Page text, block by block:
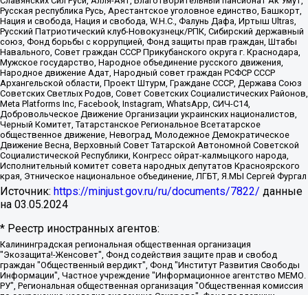
Русская республика Русь, Арестантское уголовное единство, Башкорт,
Нация и свобода, Нация и свобода, W.H.С., Фалунь Дафа, Иртыш Ultras,
Русский Патриотический клуб-Новокузнецк/РПК, Сибирский державный
союз, Фонд борьбы с коррупцией, Фонд защиты прав граждан, Штабы
Навального, Совет граждан СССР Прикубанского округа г. Краснодара,
Мужское государство, Народное объединение русского движения,
Народное движение Адат, Народный совет граждан РСФСР СССР
Архангельской области, Проект Штурм, Граждане СССР, Держава Союз
Советских Светлых Родов, Совет Советских Социалистических Районов,
Meta Platforms Inc, Facebook, Instagram, WhatsApp, СИЧ-С14,
Добровольческое Движение Организации украинских националистов,
Черный Комитет, Татарстанское Региональное Всетатарское
общественное движение, Невоград, Молодежное Демократическое
Движение Весна, Верховный Совет Татарской Автономной Советской
Социалистической Республики, Конгресс ойрат-калмыцкого народа,
Исполнительный комитет совета народных депутатов Красноярского
края, Этническое национальное объединение, ЛГБТ, Я.МЫ Сергей Фургал
Источник: https://minjust.gov.ru/ru/documents/7822/ данные
на 03.05.2024
* Реестр иностранных агентов:
Калининградская региональная общественная организация "Экозащита!-Женсовет", Фонд содействия защите прав и свобод граждан "Общественный вердикт", Фонд "Институт Развития Свободы Информации", Частное учреждение "Информационное агентство МЕМО. РУ", Региональная общественная организация "Общественная комиссия по сохранению наследия академика Сахарова", Фонд поддержки свободы прессы, Санкт-Петербургская общественная правозащитная организация "Гражданский контроль", Межрегиональная общественная организация "Информационно-просветительский центр "Мемориал", Региональный Фонд "Центр Защиты Прав Средств Массовой Информации", с 05.12.2023 Фонд "Центр Защиты Прав Средств массовой информации", Региональная общественная благотворительная организация помощи беженцам и мигрантам "Гражданское содействие", Негосударственное образовательное учреждение дополнительного профессионального образования (повышение квалификации) специалистов "АКАДЕМИЯ ПО ПРАВАМ ЧЕЛОВЕКА", Свердловская региональная общественная организация "Сутяжник", Автономная некоммерческая организация "Центр независимых социологических исследований", Союз общественных объединений "Российский исследовательский центр по правам человека", Региональное общественное учреждение научно-информационный центр "МЕМОРИАЛ", Некоммерческая организация "Фонд защиты гласности", Автономная некоммерческая организация "Институт прав человека", Городская общественная организация "Екатеринбургское общество "МЕМОРИАЛ", Городская общественная организация "Рязанское историко-просветительское и правозащитное общество "Мемориал" (Рязанский Мемориал), Челябинский региональный орган общественной самодеятельности – женское общественное объединение "Женщины Евразии", Челябинский региональный орган общественной самодеятельности "Уральская правозащитная группа", Фонд содействия защите здоровья и социальной справедливости имени Андрея Рылькова, Автономная Некоммерческая Организация "Аналитический Центр Юрия Левады", Автономная некоммерческая организация социальной поддержки населения "Проект Апрель", Региональная общественная организация помощи женщинам и детям, находящимся в кризисной ситуации "Информационно-методический центр "Анна", Фонд содействия развитию массовых коммуникаций и правовому просвещению "Так-так-Так", Фонд содействия устойчивому развитию "Серебряная тайга", Свердловский региональный общественный фонд социальных проектов "Новое время", "Idel.Реалии", Кавказ.Реалии, Крым.Реалии, Телеканал Настоящее Время, Татаро-башкирская служба Радио Свобода (Azatliq Radiosi), Радио Свободная Европа/Радио Свобода (PCE/PC), "Сибирь.Реалии", "Фактограф", Благотворительный фонд помощи осужденным и их семьям, Автономная некоммерческая организация "Институт глобализации и социальных движений", Фонд "В защиту прав заключенных", Частное учреждение "Центр поддержки и содействия развитию средств массовой информации", Пензенский региональный общественный благотворительный фонд "Гражданский союз", "Север.Реалии", Некоммерческая организация Фонд "Правовая инициатива", Общество с ограниченной ответственностью "Радио Свободная Европа/Радио Свобода", Чешское информационное агентство "MEDIUM-ORIENT", Красноярская региональная общественная организация "Мы против СПИДа", Камалягин Денис Николаевич, Маркелов Сергей Евгеньевич, Пономарев Лев Александрович, Савицкая Людмила Алексеевна, Автономная некоммерческая организация "Центр по работе с проблемой насилия "НАСИЛИЮ.НЕТ", Межрегиональный профессиональный союз работников здравоохранения "Альянс врачей", Юридическое лицо, зарегистрированное в Латвийской Республике, SIA "Medusa Project" (регистрационный номер 40103797863, дата регистрации 10.06.2014), Некоммерческая организация "Фонд по борьбе с коррупцией", Автономная некоммерческая организация "Институт права и публичной политики", Баданин Роман Сергеевич, Гликин Максим Александрович, Железнова Мария Михайловна, Лукьянова Юлия Сергеевна, Маетная Елизавета Витальевна, Маняхин Петр Борисович, Чуракова Ольга Владимировна, Ярош Юлия Петровна, Юридическое лицо "The Insider SIA", зарегистрированное в Риге, Латвийская Республика (дата регистрации 26.06.2015), являющееся администратором доменного имени интернет-издания "The Insider SIA", https://theins.ru, Постернак Алексей Евгеньевич, Рубин Михаил Аркадьевич, Анин Роман Александрович, Юридическое лицо Istories fonds, зарегистрированное в Латвийской Республике (регистрационный номер 50008295751, дата регистрации 24.02.2020), Великовский Дмитрий Александрович, Долинина Ирина Николаевна, Мароховская Алеся Алексеевна, Шлейнов Роман Юрьевич, Шмагун Олеся Валентиновна, Общество с ограниченной ответственностью "Альтаир 2021", Общество с ограниченной ответственностью "Вега 2021", Общество с ограниченной ответственностью "Главный редактор 2021", Общество с ограниченной ответственностью "Ромашки монолит", Важенков Артем Валерьевич, Ивановская областная общественная организация "Центр гендерных исследований", Гурман Юрий Альбертович, Медиапроект "ОВД-Инфо", Егоров Владимир Владимирович, Жилинский Владимир Александрович, Общество с ограниченной ответственностью "ЗП", Иванова София Юрьевна, Карезина Инна Павловна, Кильтау Екатерина Викторовна, Петров Алексей Викторович, Пискунов Сергей Евгеньевич, Смирнов Сергей Сергеевич, Тихонов Михаил Сергеевич, Общество с ограниченной ответственностью "ЖУРНАЛИСТ-ИНОСТРАННЫЙ АГЕНТ", Арапова Галина Юрьевна, Вольтская Татьяна Анатольевна, Американская компания "Mason G.E.S. Anonymous Foundation" (США), являющаяся владельцем интернет-издания https://mnews.world/, Компания "Stichting Bellingcat", зарегистрированная в Нидерландах (дата регистрации 11.07.2018), Захаров Андрей Вячеславович, Клепиковская Екатерина Дмитриевна, Общество с ограниченной ответственностью "МЕМО", Перл Роман Александрович, Симонов Евгений Алексеевич, Соловьева Елена Анатольевна, Сотников Даниил Владимирович, Сурначева Елизавета Дмитриевна, Автономная некоммерческая организация по защите прав человека и информированию населения "Якутия – Наше Мнение", Общество с ограниченной ответственностью "Москоу диджитал медиа", с 26.01.2023 Общество с ограниченной ответственностью "Чайка Белые сады", Ветошкина Валерия Валерьевна, Заговора Максим Александрович, Межрегиональное общественное движение "Российская ЛГБТ - сеть", Оленичев Максим Владимирович, Павлов Иван Юрьевич, Скворцова Елена Сергеевна, Общество с ограниченной ответственностью "Как бы инагент", Кочетков Игорь Викторович, Общество с ограниченной ответственностью "Честные выборы", Еланчик Олег Александрович, Общество с ограниченной ответственностью "Нобелевский призыв", Гималова Регина Эмилевна, Григорьев Андрей Валерьевич, Григорьева Алина Александровна, Ассоциация по содействию защите прав призывников, альтернативнослужащих и военнослужащих "Правозащитная группа "Гражданин.Армия.Право", Хисамова Регина Фаритовна, Автономная некоммерческая организация по реализации социально-правовых программ "Лилит", Дальневосточное общественное движение "Маяк", Санкт-Петербургская ЛГБТ-инициативная группа "Выход", Инициативная группа ЛГБТ+ "Реверс", Алексеев Андрей Викторович, Бекбулатова Таисия Львовна, Беляев Иван Михайлович, Владыкина Елена Сергеевна, Гельман Марат Александрович, Никульшина Вероника Юрьевна, Толоконникова Надежда Андреевна, Шендерович Виктор Анатольевич, Общество с ограниченной ответственностью "Данное сообщение", Общество с ограниченной ответственностью Издательский дом "Новая глава", Айнбиндер Александра Александровна, Московский комьюнити-центр для ЛГБТ+инициатив, Благотворительный фонд развития филантропии, Deutsche Welle (Германия, Kurt-Schumacher-Strasse 3, 53113 Bonn), Борзунова Мария Михайловна, Воробьев Виктор Викторович, Голубева Анна Львовна, Константинова Алла Михайловна, Малкова Ирина Владимировна, Мурадов Мурад Абдулгалимович, Осетинская Елизавета Николаевна, Понасенков Евгений Николаевич, Ганапольский Матвей Юрьевич, Киселев Евгений Алексеевич, Борухович Ирина Григорьевна, Дремин Иван Тимофеевич, Дубровский Дмитрий Викторович, Красноярская региональная общественная организация поддержки и развития альтернативных образовательных технологий и межкультурных коммуникаций "ИНТЕРРА", Маяковская Екатерина Алексеевна, Фейгин Марк Захарович, Филимонов Андрей Викторович, Дзугкоева Регина Николаевна, Доброхотов Роман Александрович, Дудь Юрий Александрович, Елкин Сергей Владимирович, Кругликов Кирилл Игоревич, Сабунаева Мария Леонидовна, Семенов Алексей Владимирович, Шаинян Карен Багратович, Шульман Екатерина Михайловна, Асафьев Артур Валерьевич, Вахштайн Виктор Семенович, Венедиктов Алексей Алексеевич, Лушникова Екатерина Евгеньевна, Волков Леонид Михайлович, Невзоров Александр Глебович, Пархоменко Сергей Борисович, Сироткин Ярослав Николаевич, Кара-Мурза Владимир Владимирович, Баранова Наталья Владимировна, Гозман Леонид Яковлевич, Кагарлицкий Борис Юльевич, Климарев Михаил Валерьевич, Милов Владимир Станиславович, Автономная некоммерческая организация Краснодарский центр современного искусства "Типография", Моргенштерн Алишер Тагирович, Соболь Любовь Эдуардовна, Общество с ограниченной ответственностью "ЛИЗА НОРМ", Каспаров Гарри Кимович, Ходорковский Михаил Борисович, Общество с ограниченной ответственностью "Апрельские тезисы", Данилович Ирина Брониславовна, Кашин Олег Владимирович, Петров Николай Владимирович, Пивоваров Алексей Владимирович, Соколов Михаил Владимирович, Цветкова Юлия Владимировна, Чичваркин Евгений Александрович, Комитет против пыток/Команда против пыток, Общество с ограниченной ответственностью "Первый научный", Общество с ограниченной ответственностью "Вертолет и ко", Белоцерковская Вероника Борисовна, Кац Максим Евгеньевич, Лазарева Татьяна Юрьевна, Шаведдинов Руслан Табризович, Яшин Илья Валерьевич, Общество с ограниченной ответственностью "Иноагент ААВ", Алешковский Дмитрий Петрович, Альбац Евгения Марковна, Быков Дмитрий Львович, Галямина Юлия Евгеньевна, Лойко Сергей Леонидович, Мартынов Кирилл Константинович, Медведев Сергей Александрович, Крашенинников Федор Геннадиевич, Гордеева Катерина Вл